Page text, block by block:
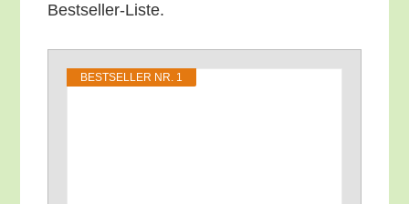
Bestseller-Liste.
BEST­SEL­LER NR. 1